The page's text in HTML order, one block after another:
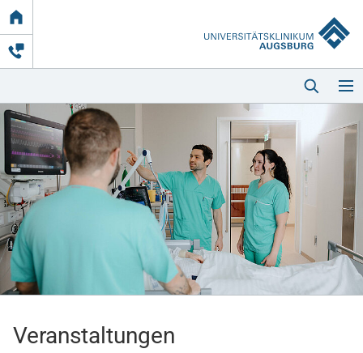
Link
zur
Startseite
Startseite
Kliniken & Einrichtungen
Veranstaltungen